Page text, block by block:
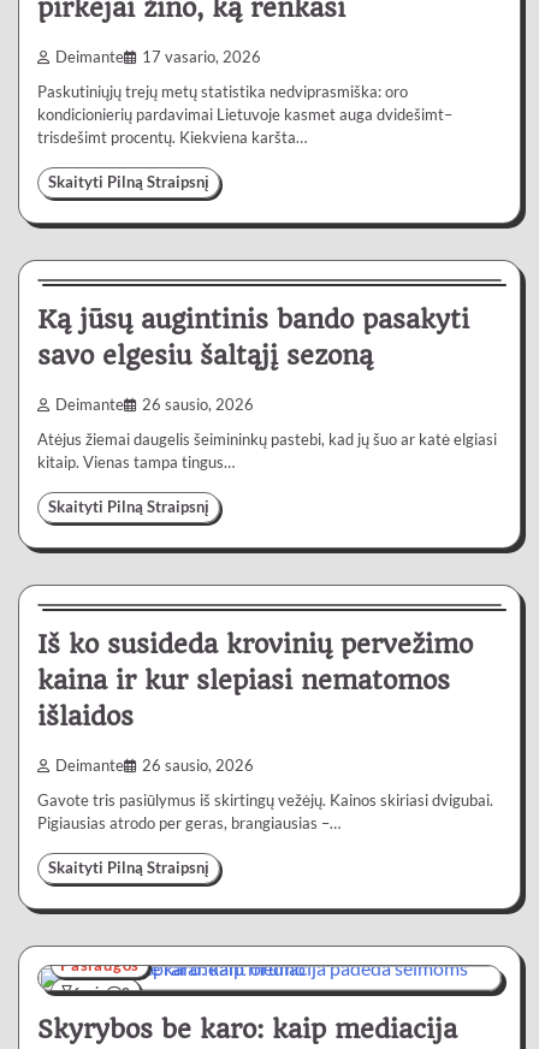
pirkėjai žino, ką renkasi
Deimante 17 vasario, 2026
Paskutiniųjų trejų metų statistika nedviprasmiška: oro
kondicionierių pardavimai Lietuvoje kasmet auga dvidešimt–
trisdešimt procentų. Kiekviena karšta…
Skaityti Pilną Straipsnį
4 min
Gyvenimas
Ką jūsų augintinis bando pasakyti
savo elgesiu šaltąjį sezoną
Deimante 26 sausio, 2026
Atėjus žiemai daugelis šeimininkų pastebi, kad jų šuo ar katė elgiasi
kitaip. Vienas tampa tingus…
Skaityti Pilną Straipsnį
5 min
Paslaugos
Iš ko susideda krovinių pervežimo
kaina ir kur slepiasi nematomos
išlaidos
Deimante 26 sausio, 2026
Gavote tris pasiūlymus iš skirtingų vežėjų. Kainos skiriasi dvigubai.
Pigiausias atrodo per geras, brangiausias –…
Skaityti Pilną Straipsnį
6 min 0
Paslaugos
Skyrybos be karo: kaip mediacija